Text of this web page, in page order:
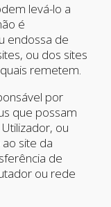
levá-lo a
é
endossa de
ou dos sites
remetem.
por
que possam
ou
site da
de
ou rede